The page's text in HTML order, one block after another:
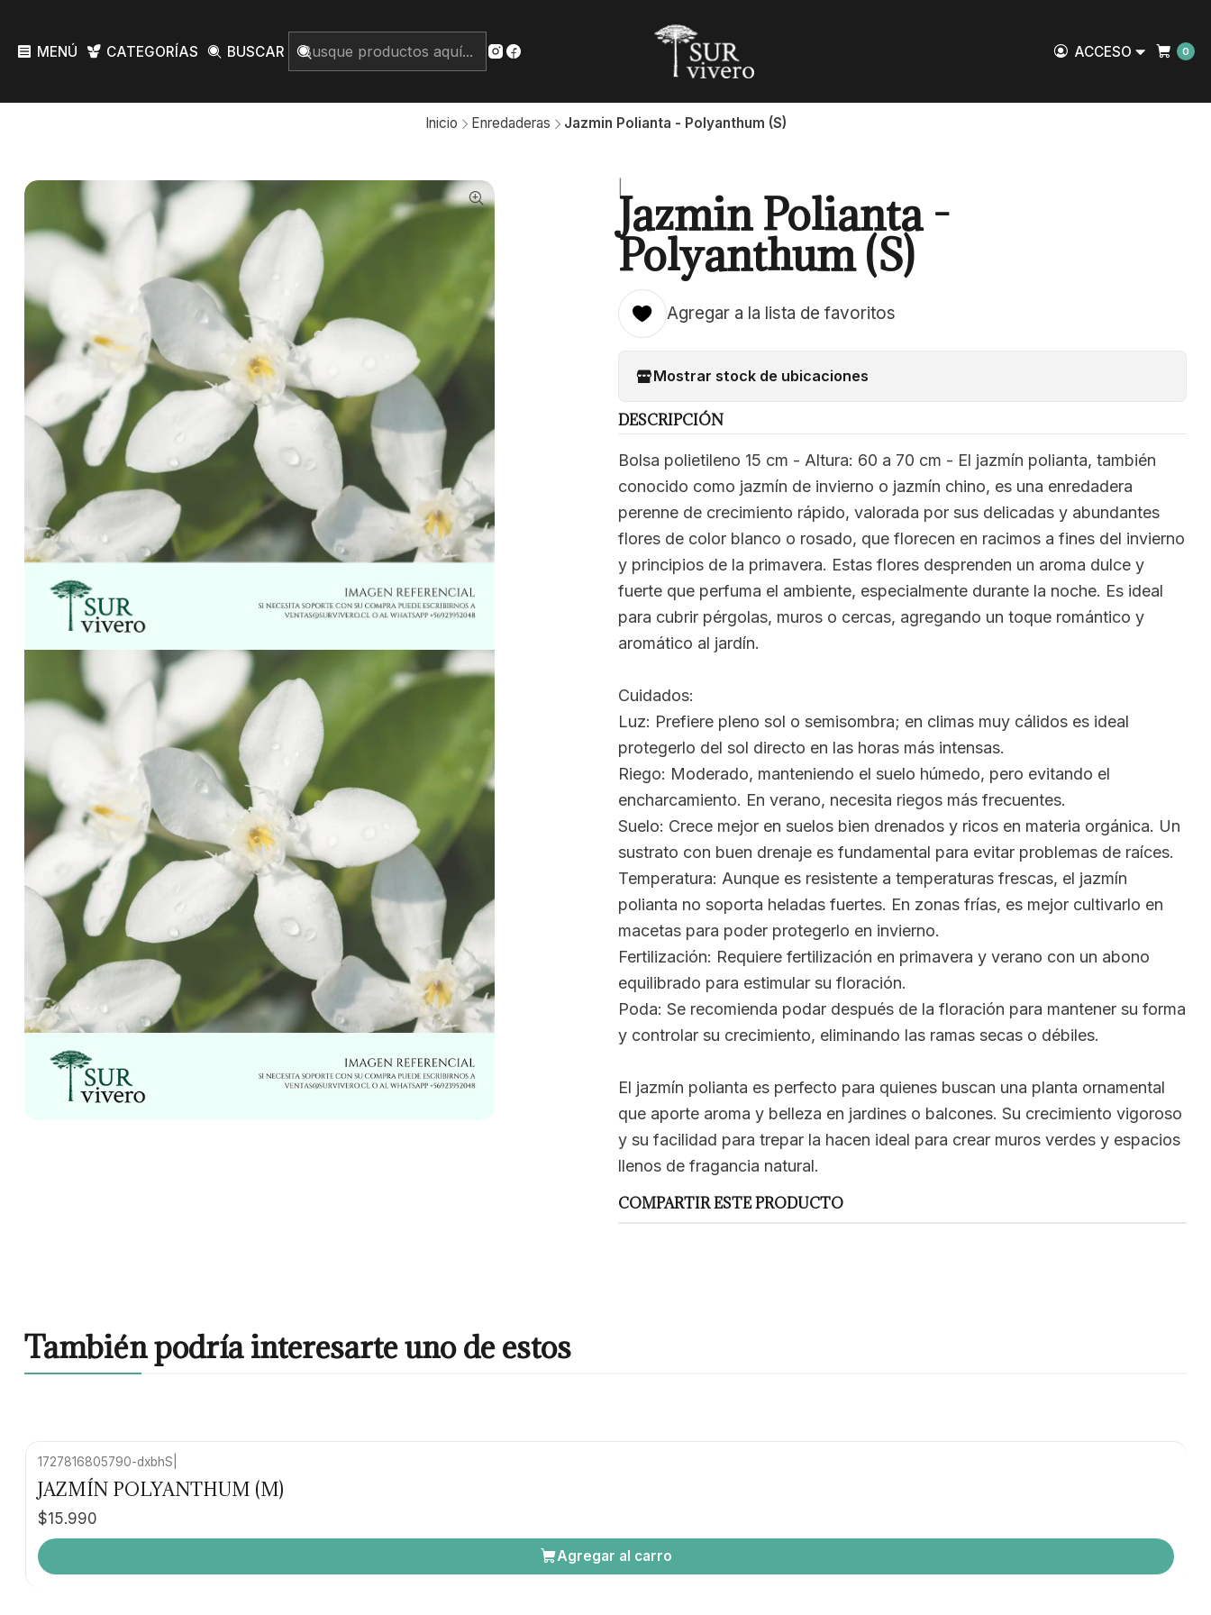
MENÚ CATEGORÍAS BUSCAR ACCESO 0
Inicio Enredaderas Jazmin Polianta - Polyanthum (S)
Jazmin Polianta -
Polyanthum (S)
Agregar a la lista de favoritos
Mostrar stock de ubicaciones
DESCRIPCIÓN
Bolsa polietileno 15 cm - Altura: 60 a 70 cm - El jazmín polianta, también
conocido como jazmín de invierno o jazmín chino, es una enredadera
perenne de crecimiento rápido, valorada por sus delicadas y abundantes
flores de color blanco o rosado, que florecen en racimos a fines del invierno
y principios de la primavera. Estas flores desprenden un aroma dulce y
fuerte que perfuma el ambiente, especialmente durante la noche. Es ideal
para cubrir pérgolas, muros o cercas, agregando un toque romántico y
aromático al jardín.
Cuidados:
Luz: Prefiere pleno sol o semisombra; en climas muy cálidos es ideal
protegerlo del sol directo en las horas más intensas.
Riego: Moderado, manteniendo el suelo húmedo, pero evitando el
encharcamiento. En verano, necesita riegos más frecuentes.
Suelo: Crece mejor en suelos bien drenados y ricos en materia orgánica. Un
sustrato con buen drenaje es fundamental para evitar problemas de raíces.
Temperatura: Aunque es resistente a temperaturas frescas, el jazmín
polianta no soporta heladas fuertes. En zonas frías, es mejor cultivarlo en
macetas para poder protegerlo en invierno.
Fertilización: Requiere fertilización en primavera y verano con un abono
equilibrado para estimular su floración.
Poda: Se recomienda podar después de la floración para mantener su forma
y controlar su crecimiento, eliminando las ramas secas o débiles.
El jazmín polianta es perfecto para quienes buscan una planta ornamental
que aporte aroma y belleza en jardines o balcones. Su crecimiento vigoroso
y su facilidad para trepar la hacen ideal para crear muros verdes y espacios
llenos de fragancia natural.
COMPARTIR ESTE PRODUCTO
También podría interesarte uno de estos
1727816805790-dxbhS
JAZMÍN POLYANTHUM (M)
$15.990
Agregar al carro